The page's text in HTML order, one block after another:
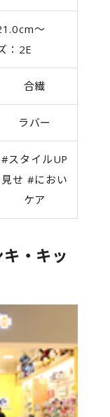
～
：2E
合繊
ラバー
#スタイルUP
見せ #におい
ケア
・キッ